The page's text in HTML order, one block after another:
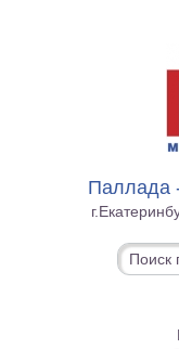
Паллада